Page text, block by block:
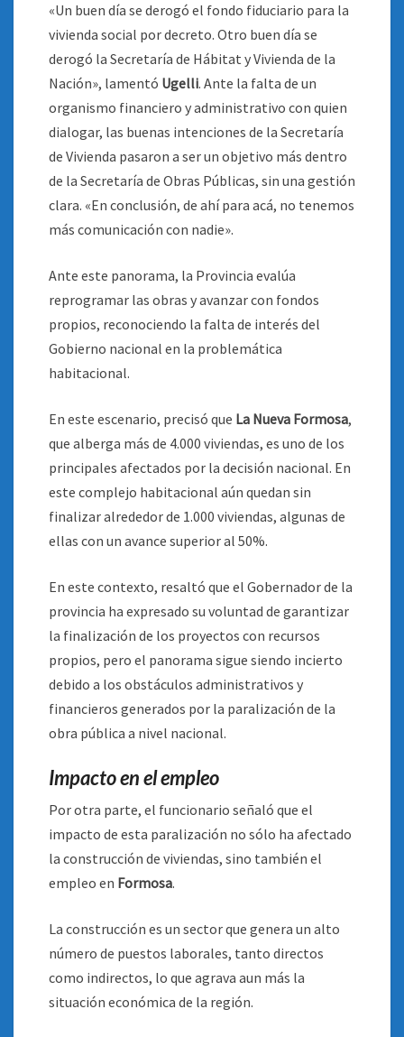
«Un buen día se derogó el fondo fiduciario para la
vivienda social por decreto. Otro buen día se
derogó la Secretaría de Hábitat y Vivienda de la
Nación», lamentó Ugelli. Ante la falta de un
organismo financiero y administrativo con quien
dialogar, las buenas intenciones de la Secretaría
de Vivienda pasaron a ser un objetivo más dentro
de la Secretaría de Obras Públicas, sin una gestión
clara. «En conclusión, de ahí para acá, no tenemos
más comunicación con nadie».
Ante este panorama, la Provincia evalúa
reprogramar las obras y avanzar con fondos
propios, reconociendo la falta de interés del
Gobierno nacional en la problemática
habitacional.
En este escenario, precisó que La Nueva Formosa,
que alberga más de 4.000 viviendas, es uno de los
principales afectados por la decisión nacional. En
este complejo habitacional aún quedan sin
finalizar alrededor de 1.000 viviendas, algunas de
ellas con un avance superior al 50%.
En este contexto, resaltó que el Gobernador de la
provincia ha expresado su voluntad de garantizar
la finalización de los proyectos con recursos
propios, pero el panorama sigue siendo incierto
debido a los obstáculos administrativos y
financieros generados por la paralización de la
obra pública a nivel nacional.
Impacto en el empleo
Por otra parte, el funcionario señaló que el
impacto de esta paralización no sólo ha afectado
la construcción de viviendas, sino también el
empleo en Formosa.
La construcción es un sector que genera un alto
número de puestos laborales, tanto directos
como indirectos, lo que agrava aun más la
situación económica de la región.